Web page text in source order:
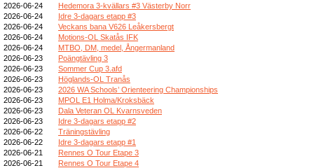
2026-06-24
Hedemora 3-kvällars #3 Västerby Norr
2026-06-24
Idre 3-dagars etapp #3
2026-06-24
Veckans bana V626 Leåkersbergt
2026-06-24
Motions-OL Skatås IFK
2026-06-24
MTBO, DM, medel, Ångermanland
2026-06-23
Poängtävling 3
2026-06-23
Sommer Cup 3.afd
2026-06-23
Höglands-OL Tranås
2026-06-23
2026 WA Schools’ Orienteering Championships
2026-06-23
MPOL E1 Holma/Kroksbäck
2026-06-23
Dala Veteran OL Kvarnsveden
2026-06-23
Idre 3-dagars etapp #2
2026-06-22
Träningstävling
2026-06-22
Idre 3-dagars etapp #1
2026-06-21
Rennes O Tour Etape 3
2026-06-21
Rennes O Tour Etape 4